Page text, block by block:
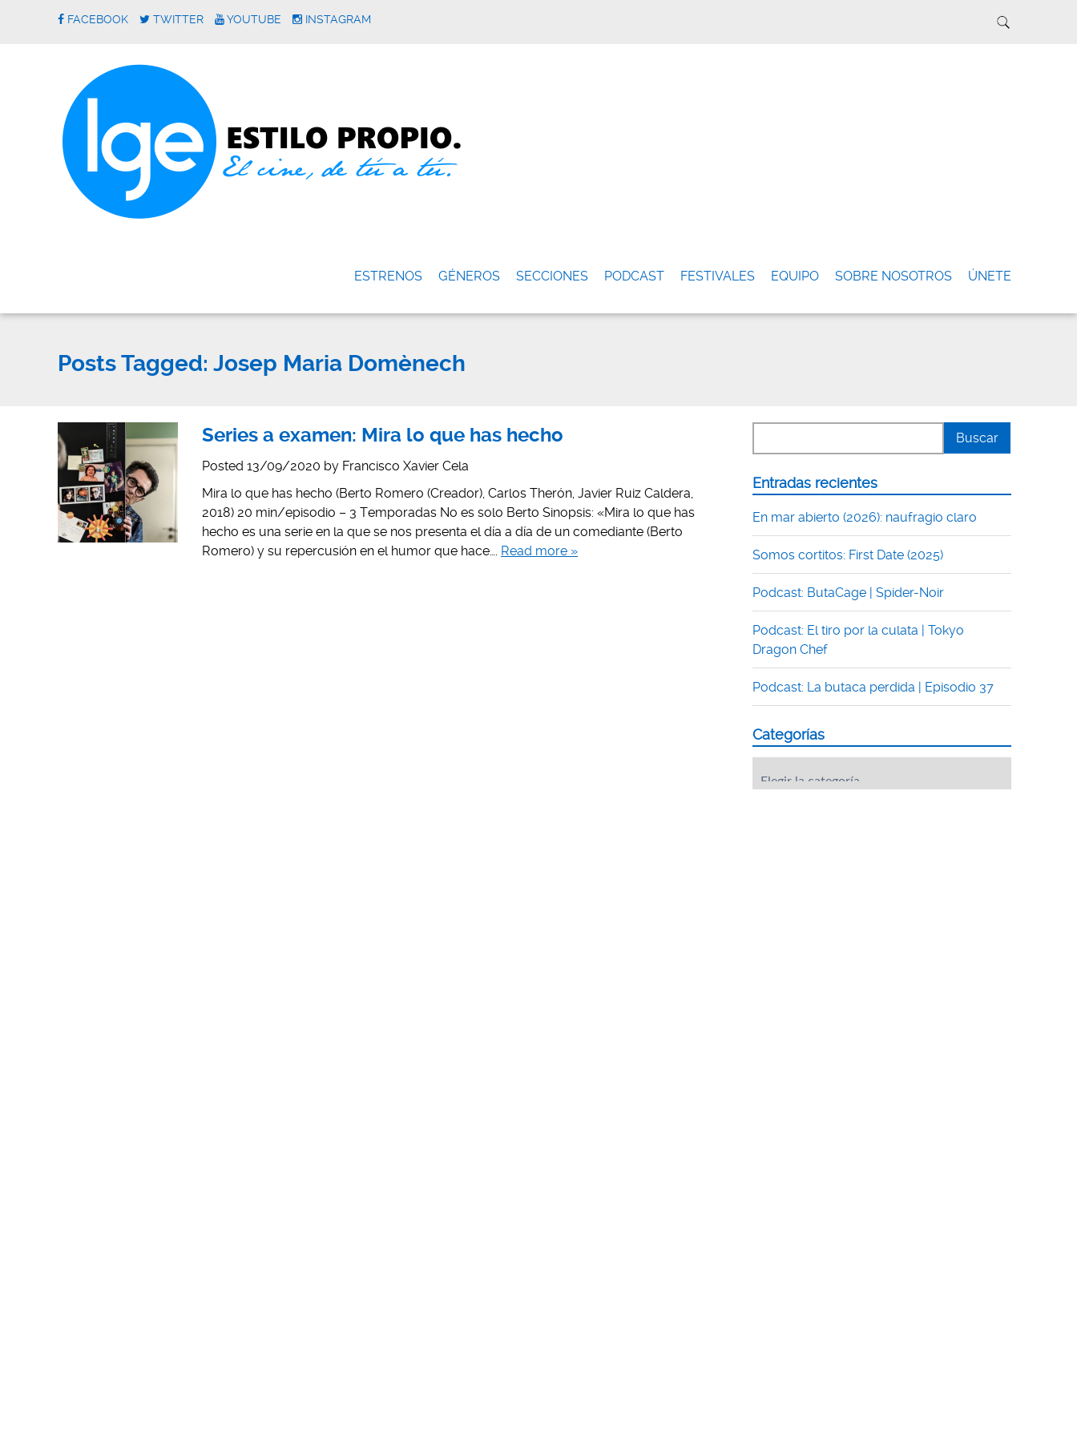
FACEBOOK TWITTER YOUTUBE INSTAGRAM
ESTRENOS GÉNEROS SECCIONES PODCAST FESTIVALES EQUIPO SOBRE NOSOTROS ÚNETE
Posts Tagged: Josep Maria Domènech
Series a examen: Mira lo que has hecho
Posted 13/09/2020 by Francisco Xavier Cela
Mira lo que has hecho (Berto Romero (Creador), Carlos Therón, Javier Ruiz Caldera,
2018) 20 min/episodio – 3 Temporadas No es solo Berto Sinopsis: «Mira lo que has
hecho es una serie en la que se nos presenta el día a día de un comediante (Berto
Romero) y su repercusión en el humor que hace…. Read more »
Entradas recientes
En mar abierto (2026): naufragio claro
Somos cortitos: First Date (2025)
Podcast: ButaCage | Spider-Noir
Podcast: El tiro por la culata | Tokyo
Dragon Chef
Podcast: La butaca perdida | Episodio 37
Categorías